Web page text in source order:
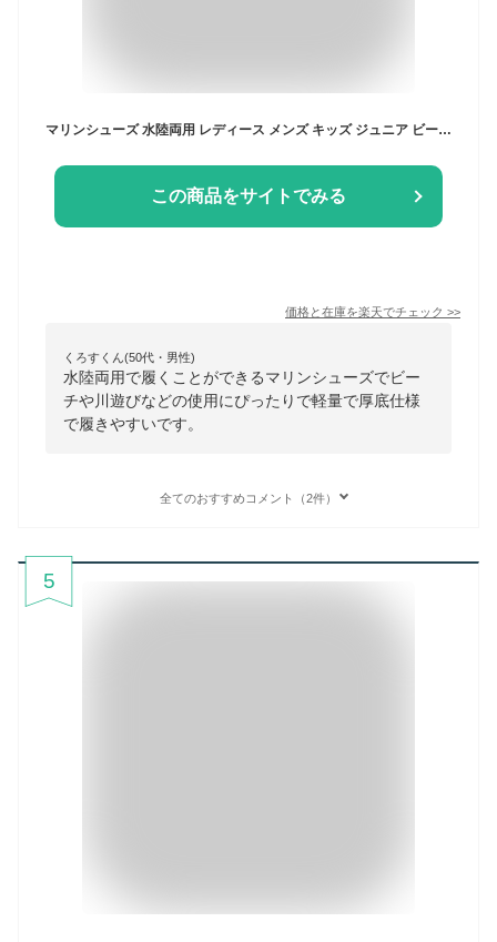
マリンシューズ 水陸両用 レディース メンズ キッズ ジュニア ビーチシューズ アクアシューズ ウォーターシューズ ビーチサンダル 軽量 厚底 保護 マジックテープ 大きいサイズ おしゃれ 快適 海 岩場 川 砂浜 旅行 に！ POMS-2100 《☆》 型落ち アウトレット
この商品をサイトでみる
価格と在庫を楽天でチェック >>
くろすくん(50代・男性)
水陸両用で履くことができるマリンシューズでビー
チや川遊びなどの使用にぴったりで軽量で厚底仕様
で履きやすいです。
全てのおすすめコメント（2件）
5